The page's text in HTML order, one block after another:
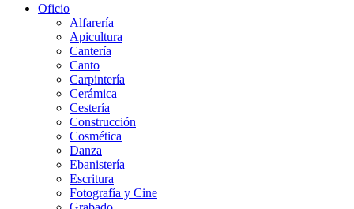
Oficio
Alfarería
Apicultura
Cantería
Canto
Carpintería
Cerámica
Cestería
Construcción
Cosmética
Danza
Ebanistería
Escritura
Fotografía y Cine